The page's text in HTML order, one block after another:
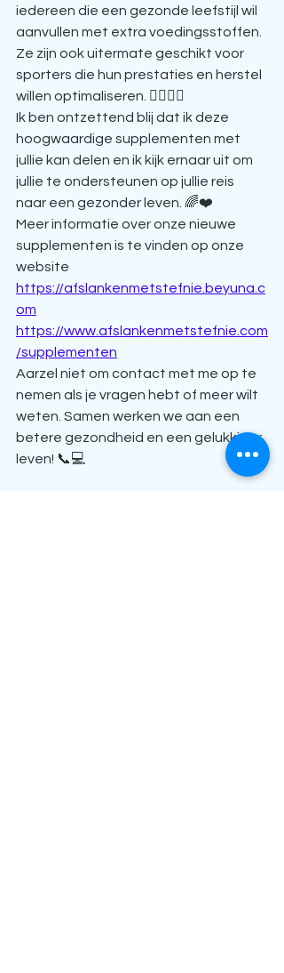
iedereen die een gezonde leefstijl wil
aanvullen met extra voedingsstoffen.
Ze zijn ook uitermate geschikt voor
sporters die hun prestaties en herstel
willen optimaliseren. 🏋️‍♂️🏃‍♀️
Ik ben ontzettend blij dat ik deze
hoogwaardige supplementen met
jullie kan delen en ik kijk ernaar uit om
jullie te ondersteunen op jullie reis
naar een gezonder leven. 🌈❤️
Meer informatie over onze nieuwe
supplementen is te vinden op onze
website
https://afslankenmetstefnie.beyuna.c
om
https://www.afslankenmetstefnie.com
/supplementen
Aarzel niet om contact met me op te
nemen als je vragen hebt of meer wilt
weten. Samen werken we aan een
betere gezondheid en een gelukkiger
leven! 📞💻